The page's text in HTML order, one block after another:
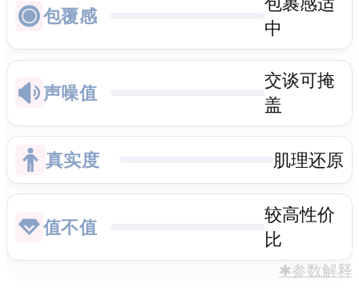
包覆感
中
声噪值
交谈可掩
盖
真实度 肌理还原
值不值
较高性价
比
✱参数解释